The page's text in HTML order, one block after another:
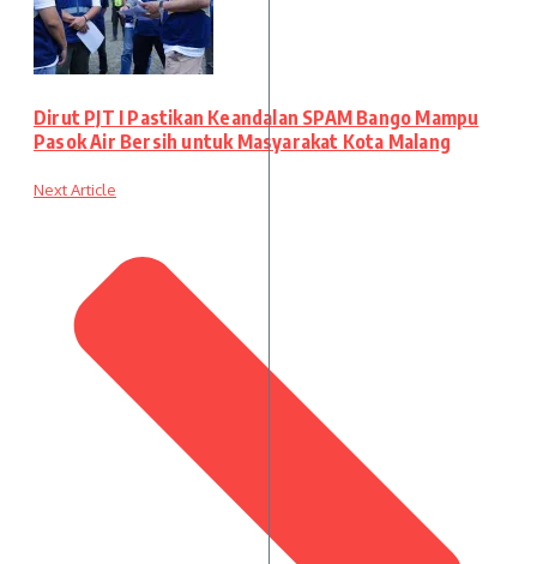
Dirut PJT I Pastikan Keandalan SPAM Bango Mampu
Pasok Air Bersih untuk Masyarakat Kota Malang
Next Article